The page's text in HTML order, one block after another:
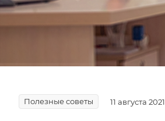
Полезные советы 11 августа 2021